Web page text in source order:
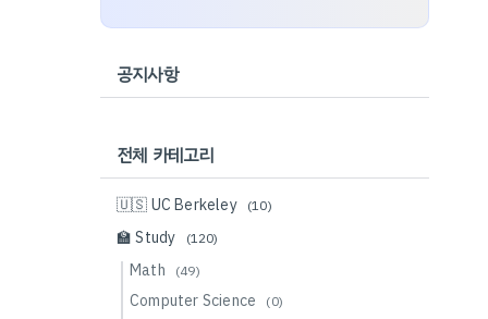
공지사항
전체 카테고리
🇺🇸 UC Berkeley (10)
🏫 Study (120)
Math (49)
Computer Science (0)